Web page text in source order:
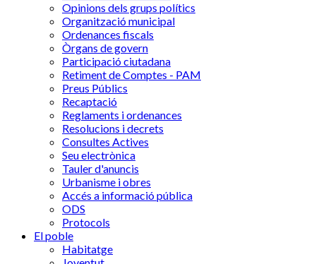
Opinions dels grups polítics
Organització municipal
Ordenances fiscals
Òrgans de govern
Participació ciutadana
Retiment de Comptes - PAM
Preus Públics
Recaptació
Reglaments i ordenances
Resolucions i decrets
Consultes Actives
Seu electrònica
Tauler d'anuncis
Urbanisme i obres
Accés a informació pública
ODS
Protocols
El poble
Habitatge